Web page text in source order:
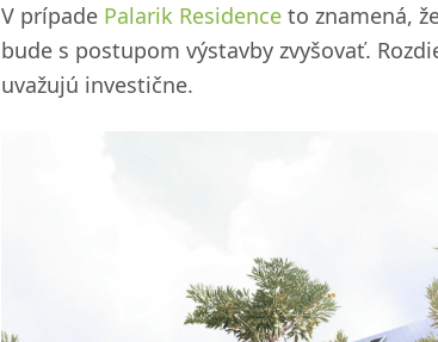
V prípade Palarik Residence to znamená,
bude s postupom výstavby zvyšovať.
uvažujú investične.